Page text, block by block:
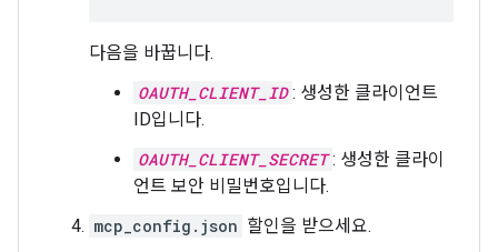
다음을 바꿉니다.
OAUTH_CLIENT_ID : 생성한 클라이언트
ID입니다.
OAUTH_CLIENT_SECRET : 생성한 클라이
언트 보안 비밀번호입니다.
mcp_config.json 할인을 받으세요.